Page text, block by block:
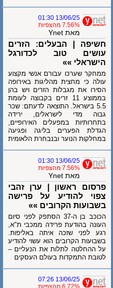
13/06/25 01:30
7.56% מהצפיות
מאת Ynet
חשיפה | הבעלים: הזרים
עושים טוב לכדורגל
הישראלי »»
ממחקר שערכו עבורם אנשי מקצוע
עולה כי מחצית מהליגות באירופה
הסירו את מגבלות הזרים ויש בהן
בממוצע 11 זרים בקבוצה לעומת
5.5 בישראל. התוצאה לדעתם: שכר
גבוה מדי לישראלים, ירידה
בתחרותיות במפעלים האירופיים,
הגדלת הפערים בליגה ופגיעה
במחלקות הנוער ובנבחרת הלאומית
13/06/25 01:30
7.56% מהצפיות
מאת Ynet
פרסום ראשון | ערן זהבי
צפוי להודיע על פרישה
בשבועות הקרובים »»
הכוכב בן ה-37 הסתפק לפני סיום
העונה בהודעת פרידה ממכבי ת"א,
רגע לפני שזכה איתה באליפות.
בשבועות הקרובים הוא עשוי להודיע
על ההחלטה לתלות את הנעליים –
לטובת התמקדות בעולם העסקים
13/06/25 07:26
6.72% מהצפיות